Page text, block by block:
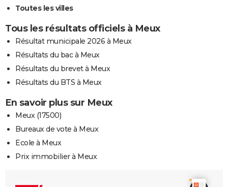
Toutes les villes
Tous les résultats officiels à Meux
Résultat municipale 2026 à Meux
Résultats du bac à Meux
Résultats du brevet à Meux
Résultats du BTS à Meux
En savoir plus sur Meux
Meux (17500)
Bureaux de vote à Meux
Ecole à Meux
Prix immobilier à Meux